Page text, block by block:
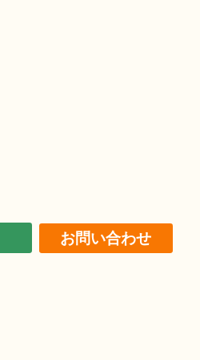
お問い合わせ